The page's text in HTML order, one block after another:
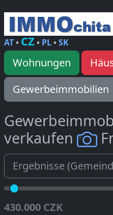
AT• CZ • PL•SK
Wohnungen
Gewerbeimmobilien
verkaufen
430.000 CZK